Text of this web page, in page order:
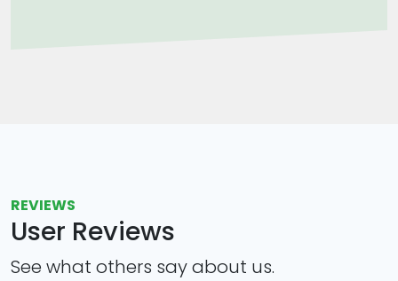
REVIEWS
User Reviews
See what others say about us.